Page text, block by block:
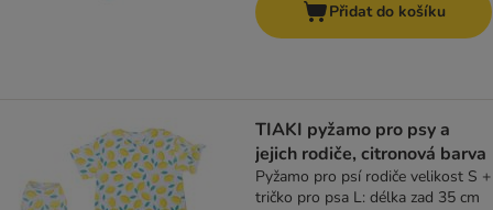
Přidat do košíku
TIAKI pyžamo pro psy a
jejich rodiče, citronová barva
Pyžamo pro psí rodiče velikost S +
tričko pro psa L: délka zad 35 cm